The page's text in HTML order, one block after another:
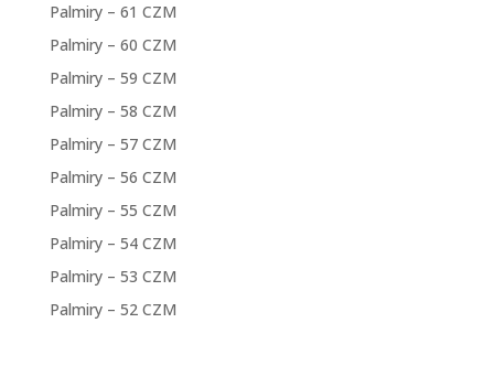
Palmiry – 61 CZM
Palmiry – 60 CZM
Palmiry – 59 CZM
Palmiry – 58 CZM
Palmiry – 57 CZM
Palmiry – 56 CZM
Palmiry – 55 CZM
Palmiry – 54 CZM
Palmiry – 53 CZM
Palmiry – 52 CZM